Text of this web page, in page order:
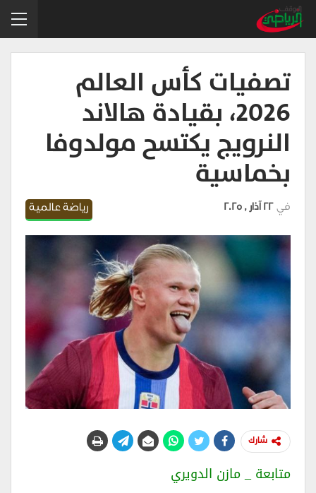
تصفيات كأس العالم
2026، بقيادة هالاند
النرويج يكتسح مولدوفا
بخماسية
رياضة عالمية في 22 آذار , 2025
شارك
متابعة _ مازن الدويري